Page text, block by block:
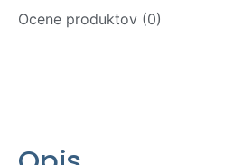
Ocene produktov (0)